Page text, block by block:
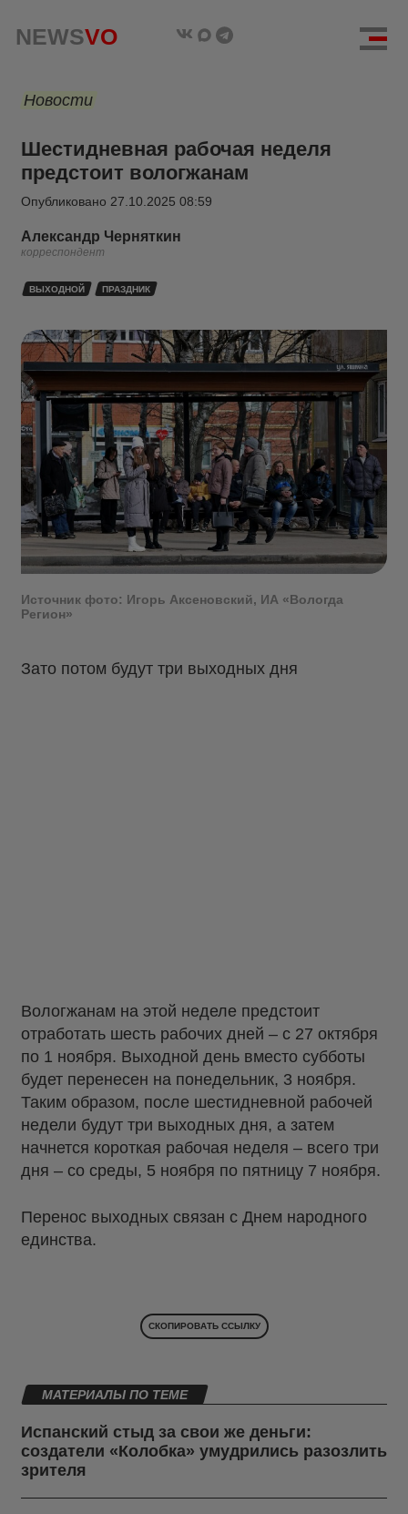
NEWSVO
Новости
Шестидневная рабочая неделя
предстоит вологжанам
Опубликовано 27.10.2025 08:59
Александр Черняткин
корреспондент
ВЫХОДНОЙ ПРАЗДНИК
Источник фото: Игорь Аксеновский, ИА «Вологда
Регион»
Зато потом будут три выходных дня
Вологжанам на этой неделе предстоит
отработать шесть рабочих дней – с 27 октября
по 1 ноября. Выходной день вместо субботы
будет перенесен на понедельник, 3 ноября.
Таким образом, после шестидневной рабочей
недели будут три выходных дня, а затем
начнется короткая рабочая неделя – всего три
дня – со среды, 5 ноября по пятницу 7 ноября.
Перенос выходных связан с Днем народного
единства.
СКОПИРОВАТЬ ССЫЛКУ
МАТЕРИАЛЫ ПО ТЕМЕ
Испанский стыд за свои же деньги:
создатели «Колобка» умудрились разозлить
зрителя